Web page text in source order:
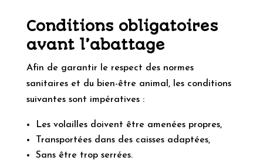
Conditions obligatoires
avant l’abattage
Afin de garantir le respect des normes
sanitaires et du bien-être animal, les conditions
suivantes sont impératives :
Les volailles doivent être amenées propres,
Transportées dans des caisses adaptées,
Sans être trop serrées.